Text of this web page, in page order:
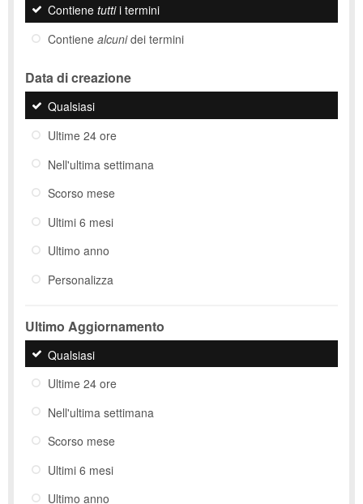
Contiene tuttii termini
Contiene alcunidei termini
Data di creazione
Qualsiasi
Ultime 24 ore
Nell'ultima settimana
Scorso mese
Ultimi 6 mesi
Ultimo anno
Personalizza
Ultimo Aggiornamento
Qualsiasi
Ultime 24 ore
Nell'ultima settimana
Scorso mese
Ultimi 6 mesi
Ultimo anno